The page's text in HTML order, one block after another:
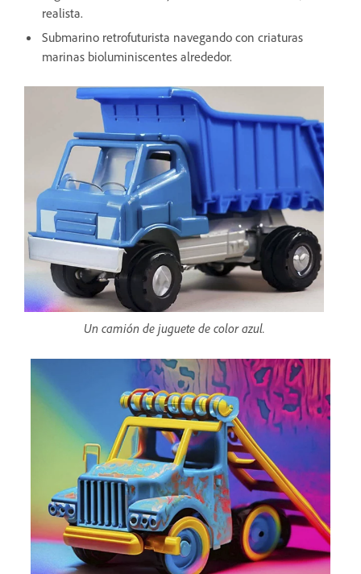
realista.
Submarino retrofuturista navegando con criaturas
marinas bioluminiscentes alrededor.
Un camión de juguete de color azul.